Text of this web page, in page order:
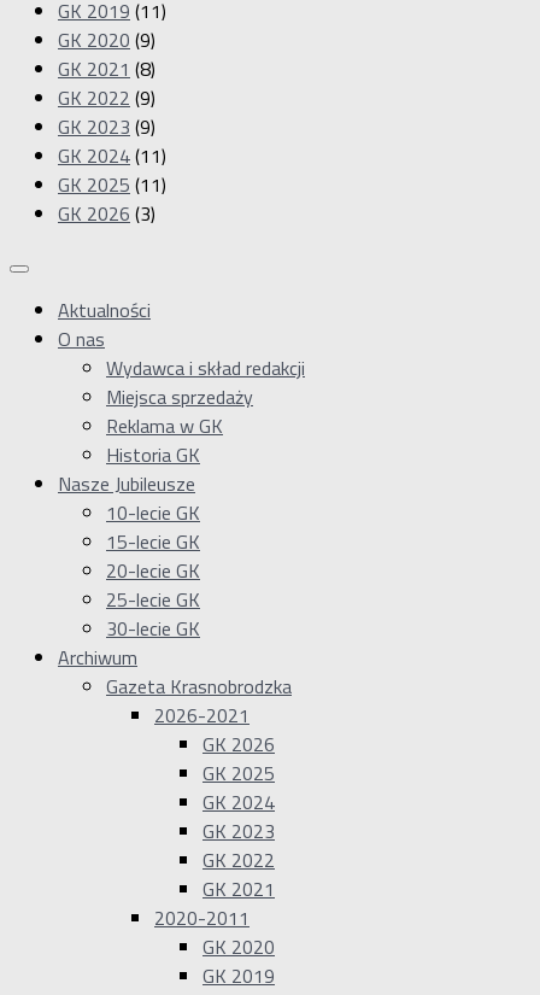
GK 2019 (11)
GK 2020 (9)
GK 2021 (8)
GK 2022 (9)
GK 2023 (9)
GK 2024(11)
GK 2025 (11)
GK 2026 (3)
Aktualności
O nas
Wydawca i skład redakcji
Miejsca sprzedaży
Reklama w GK
Historia GK
Nasze Jubileusze
10-lecie GK
15-lecie GK
20-lecie GK
25-lecie GK
30-lecie GK
Archiwum
Gazeta Krasnobrodzka
2026-2021
GK 2026
GK 2025
GK 2024
GK 2023
GK 2022
GK 2021
2020-2011
GK 2020
GK 2019